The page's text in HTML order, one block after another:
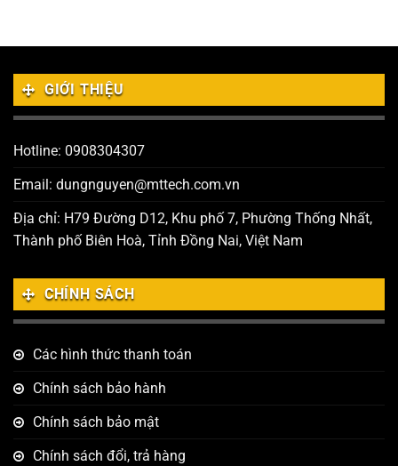
GIỚI THIỆU
Hotline: 0908304307
Email: dungnguyen@mttech.com.vn
Địa chỉ: H79 Đường D12, Khu phố 7, Phường Thống Nhất,
Thành phố Biên Hoà, Tỉnh Đồng Nai, Việt Nam
CHÍNH SÁCH
Các hình thức thanh toán
Chính sách bảo hành
Chính sách bảo mật
Chính sách đổi, trả hàng